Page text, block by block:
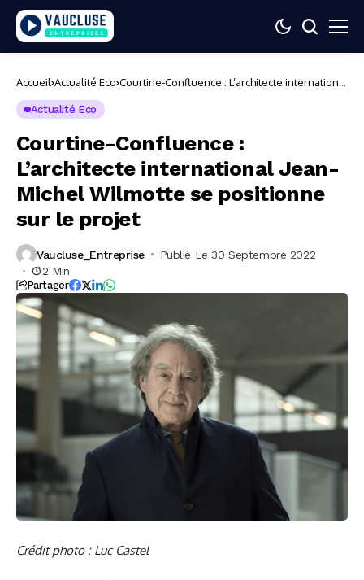
Accueil Actualité Eco Courtine-Confluence : L’architecte international
Actualité Eco
Courtine-Confluence :
L’architecte international Jean-
Michel Wilmotte se positionne
sur le projet
Vaucluse_Entreprise
Publié Le 30 Septembre 2022
2 Min
Partager
Crédit photo : Luc Castel